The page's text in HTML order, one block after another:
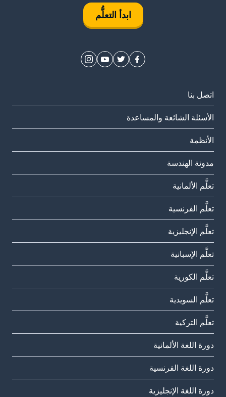
ابدأ التعلُّم
اتصل بنا
الأسئلة الشائعة والمساعدة
الأنظمة
مدونة الهندسة
تعلَّم الألمانية
تعلَّم الفرنسية
تعلَّم الإنجليزية
تعلَّم الإسبانية
تعلَّم الكورية
تعلَّم السويدية
تعلَّم التركية
دورة اللغة الألمانية
دورة اللغة الفرنسية
دورة اللغة الإنجليزية